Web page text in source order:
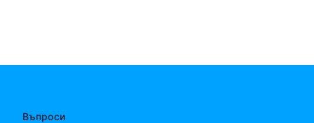
Въпроси